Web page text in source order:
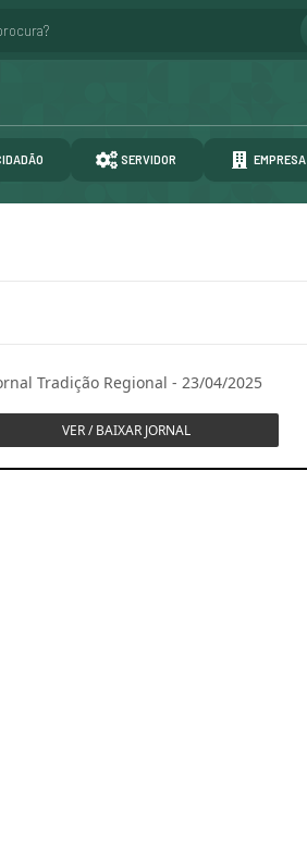
SERVIDOR EMPRESA
Tradição Regional - 23/04/2025
VER / BAIXAR JORNAL